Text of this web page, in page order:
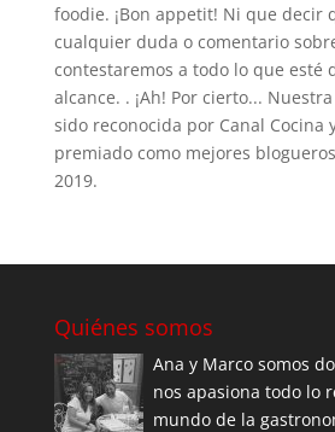
foodie. ¡Bon appetit! Ni que decir
cualquier duda o comentario
contestaremos a todo lo que esté
alcance. . ¡Ah! Por cierto...
sido reconocida por Canal Cocina
premiado como mejores
2019.
Quiénes somos
Ana y Marco somos
nos apasiona todo lo
mundo de la